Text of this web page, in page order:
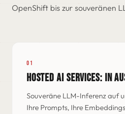
OpenShift bis zur souveränen
01
HOSTED AI SERVICES: IN
Souveräne LLM-Inferenz auf
Ihre Prompts, Ihre